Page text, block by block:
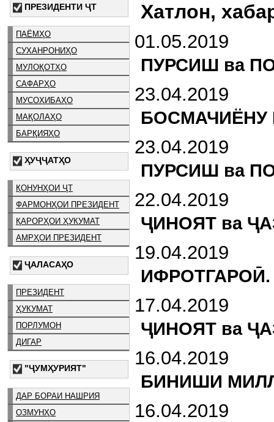
ПРЕЗИДЕНТИ ҶТ
ПАЁМҲО
СУХАНРОНИҲО
МУЛОҚОТҲО
САФАРҲО
МУСОҲИБАҲО
МАҚОЛАҲО
БАРҚИЯҲО
ҲУҶҶАТҲО
ҚОНУНҲОИ ҶТ
ФАРМОНҲОИ ПРЕЗИДЕНТ
ҚАРОРҲОИ ҲУКУМАТ
АМРҲОИ ПРЕЗИДЕНТ
ҶАЛАСАҲО
ПРЕЗИДЕНТ
ҲУКУМАТ
ПОРЛУМОН
ДИГАР
"ҶУМҲУРИЯТ"
ДАР БОРАИ НАШРИЯ
ОЗМУНҲО
Хатлон,
01.05.2019
ПУРСИШ ва
23.04.2019
БОСМАЧИЁНУ
23.04.2019
ПУРСИШ ва
22.04.2019
ҶИНОЯТ ва
19.04.2019
17.04.2019
ҶИНОЯТ ва
16.04.2019
БИНИШИ
16.04.2019